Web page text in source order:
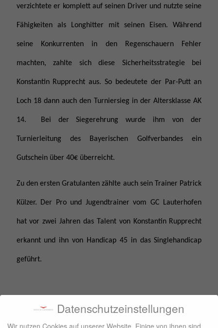
verzichtete er komplett auf seinen Driver und nutzte seine
Fähigkeiten als Longhitter mit seinen Eisen. Während
seine Konkurrenten in den Regenschauern Fehler
machten, zahlte sich diese Sicherheitsstrategie bei
Konstantin Rupprecht aus. So bedeutete der Par-Putt an
Loch 18 dann auch den Turniersieg in der Altersklasse AK
14. Bei der Siegerehrung wurde ihm von der
Turnierleitung des Bayerischen Golfverbandesein
Gutschein über 40€ überreicht.
Zu den ersten Gratulanten zählte auch sein Trainer Patrick
Külzer. Der Pro und Jugendtrainer vom GC Lauterhofen
hat vor zwei Jahren das Talent von Konstantin Rupprecht
erkannt und ihn von Handicap 45 in das Singlehandicap
geführt.
Datenschutzeinstellungen
Wir nutzen Cookies auf unserer Website. Einige von ihnen sind